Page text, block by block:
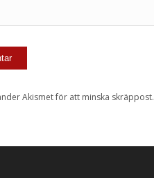
Akismet för att minska skräppost.